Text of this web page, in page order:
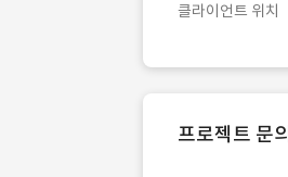
클라이언트 위치
프로젝트 문의